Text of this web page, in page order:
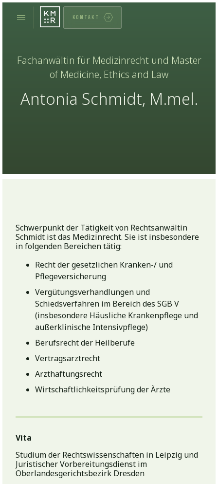
KONTAKT
Fachanwältin für Medizinrecht und Master
of Medicine, Ethics and Law
Antonia Schmidt, M.mel.
Schwerpunkt der Tätigkeit von Rechtsanwältin
Schmidt ist das Medizinrecht. Sie ist insbesondere
in folgenden Bereichen tätig:
Recht der gesetzlichen Kranken-/ und
Pflegeversicherung
Vergütungsverhandlungen und
Schiedsverfahren im Bereich des SGB V
(insbesondere Häusliche Krankenpflege und
außerklinische Intensivpflege)
Berufsrecht der Heilberufe
Vertragsarztrecht
Arzthaftungsrecht
Wirtschaftlichkeitsprüfung der Ärzte
Vita
Studium der Rechtswissenschaften in Leipzig und
Juristischer Vorbereitungsdienst im
Oberlandesgerichtsbezirk Dresden